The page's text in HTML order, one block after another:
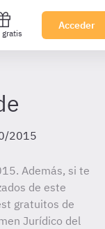
gratis
Acceder
2015
Además, si te
de este
gratuitos de
Jurídico del